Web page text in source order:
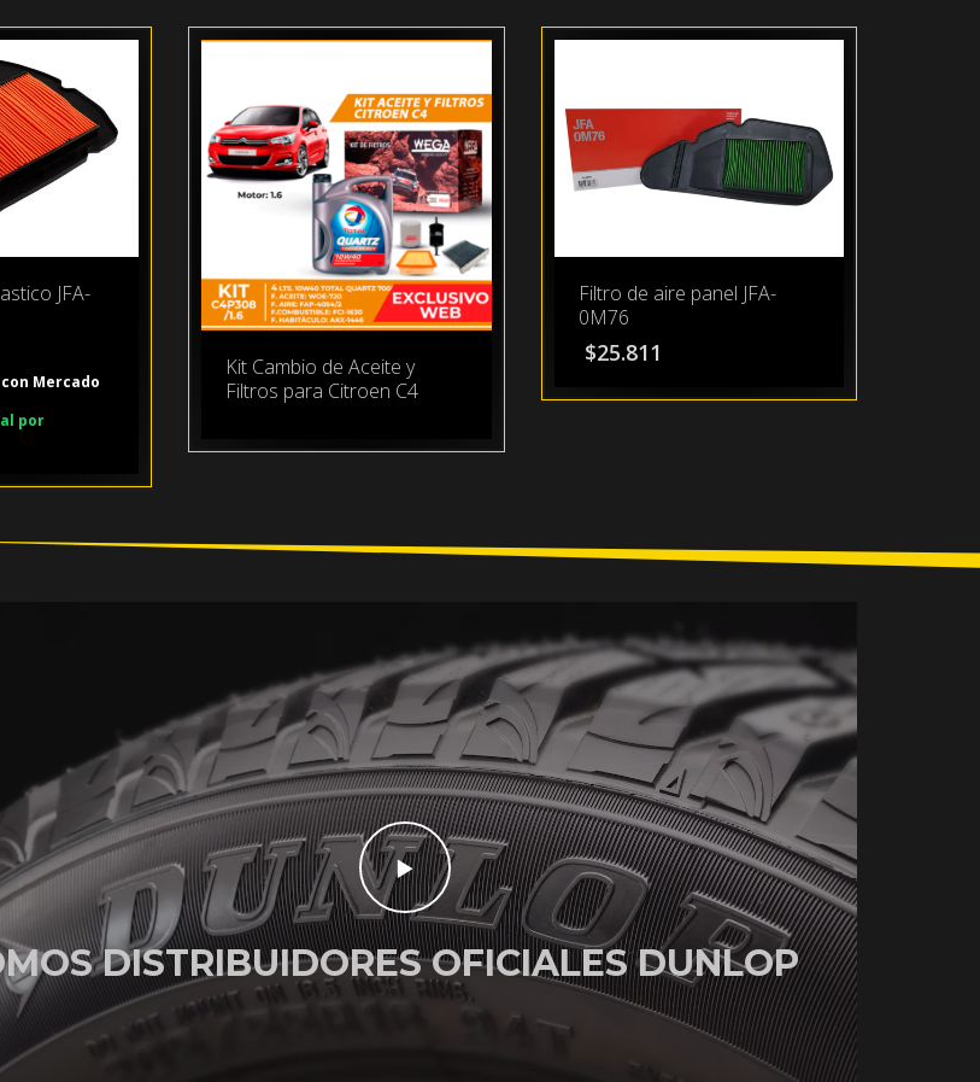
JFA-
Mercado
por
Kit Cambio de Aceite y
Filtros para Citroen C4
Filtro de aire panel JFA-
0M76
$25.811
DISTRIBUIDORES OFICIALES DUNLOP